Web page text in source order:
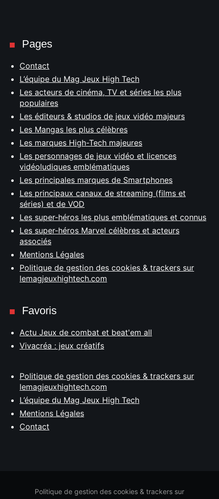
Pages
Contact
L’équipe du Mag Jeux High Tech
Les acteurs de cinéma, TV et séries les plus
populaires
Les éditeurs & studios de jeux vidéo majeurs
Les Mangas les plus célèbres
Les marques High-Tech majeures
Les personnages de jeux vidéo et licences
vidéoludiques emblématiques
Les principales marques de Smartphones
Les principaux canaux de streaming (films et
séries) et de VOD
Les super-héros les plus emblématiques et connus
Les super-héros Marvel célèbres et acteurs
associés
Mentions Légales
Politique de gestion des cookies & trackers sur
lemagjeuxhightech.com
Favoris
Actu Jeux de combat et beat'em all
Vivacréa : jeux créatifs
Politique de gestion des cookies & trackers sur
lemagjeuxhightech.com
L’équipe du Mag Jeux High Tech
Mentions Légales
Contact
Politique de gestion des cookies & trackers sur